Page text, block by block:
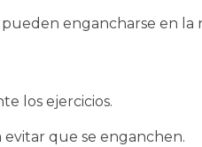
pueden engancharse en la
los ejercicios.
evitar que se enganchen.